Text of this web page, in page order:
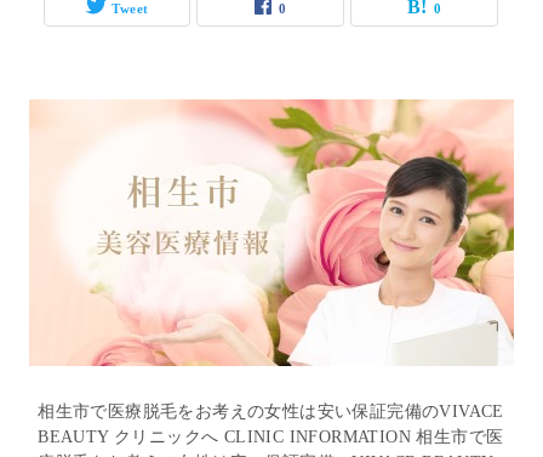
Tweet 0 0
相生市で医療脱毛をお考えの女性は安い保証完備のVIVACE
BEAUTY クリニックへ CLINIC INFORMATION 相生市で医